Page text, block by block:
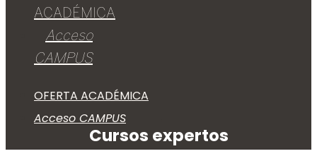
ACADÉMICA
Acceso
CAMPUS
OFERTA ACADÉMICA
Acceso CAMPUS
Cursos expertos